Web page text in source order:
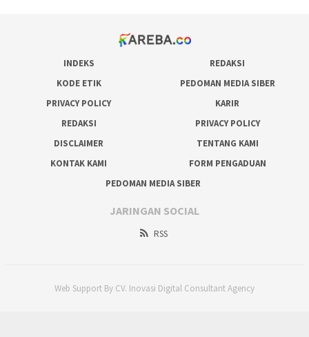
INDEKS
REDAKSI
KODE ETIK
PEDOMAN MEDIA SIBER
PRIVACY POLICY
KARIR
REDAKSI
PRIVACY POLICY
DISCLAIMER
TENTANG KAMI
KONTAK KAMI
FORM PENGADUAN
PEDOMAN MEDIA SIBER
JARINGAN SOCIAL
RSS
Web Support By CV. Inovasi Digital Consultant Agency